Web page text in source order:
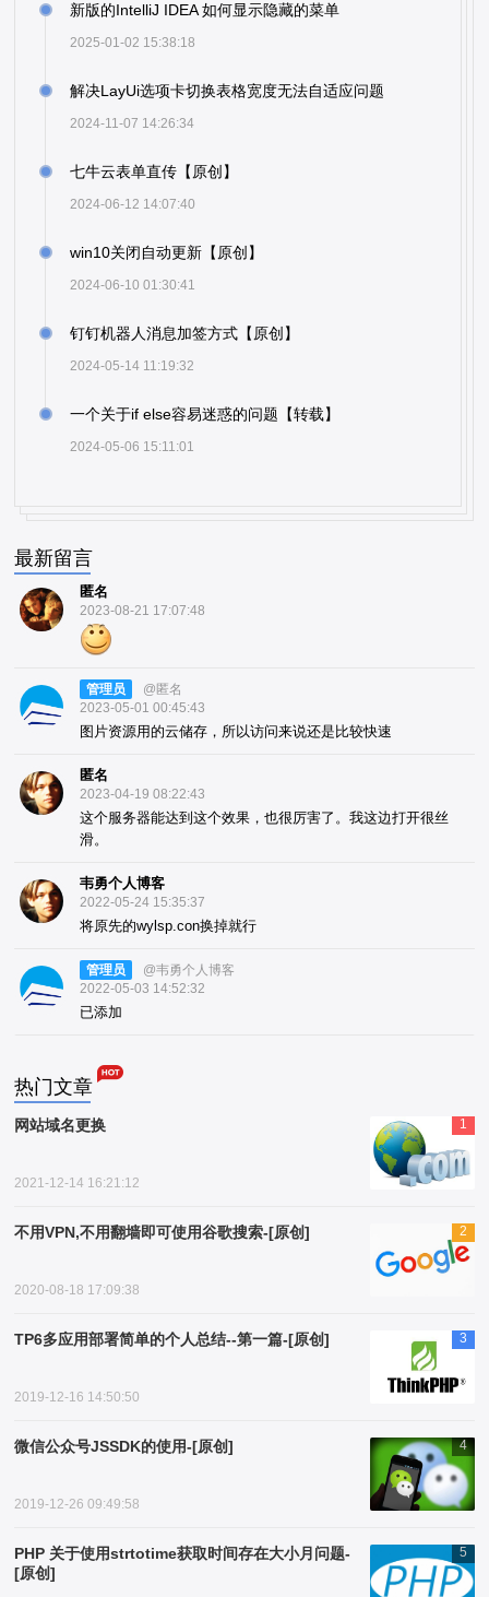
新版的IntelliJ IDEA 如何显示隐藏的菜单
2025-01-02 15:38:18
解决LayUi选项卡切换表格宽度无法自适应问题
2024-11-07 14:26:34
七牛云表单直传【原创】
2024-06-12 14:07:40
win10关闭自动更新【原创】
2024-06-10 01:30:41
钉钉机器人消息加签方式【原创】
2024-05-14 11:19:32
一个关于if else容易迷惑的问题【转载】
2024-05-06 15:11:01
最新留言
匿名
2023-08-21 17:07:48
管理员
@匿名
2023-05-01 00:45:43
图片资源用的云储存，所以访问来说还是比较快速
匿名
2023-04-19 08:22:43
这个服务器能达到这个效果，也很厉害了。我这边打开很丝
滑。
韦勇个人博客
2022-05-24 15:35:37
将原先的wylsp.con换掉就行
管理员
@韦勇个人博客
2022-05-03 14:52:32
已添加
热门文章
1
网站域名更换
2021-12-14 16:21:12
2
不用VPN,不用翻墙即可使用谷歌搜索-[原创]
2020-08-18 17:09:38
3
TP6多应用部署简单的个人总结--第一篇-[原创]
2019-12-16 14:50:50
4
微信公众号JSSDK的使用-[原创]
2019-12-26 09:49:58
5
PHP 关于使用strtotime获取时间存在大小月问题-
[原创]